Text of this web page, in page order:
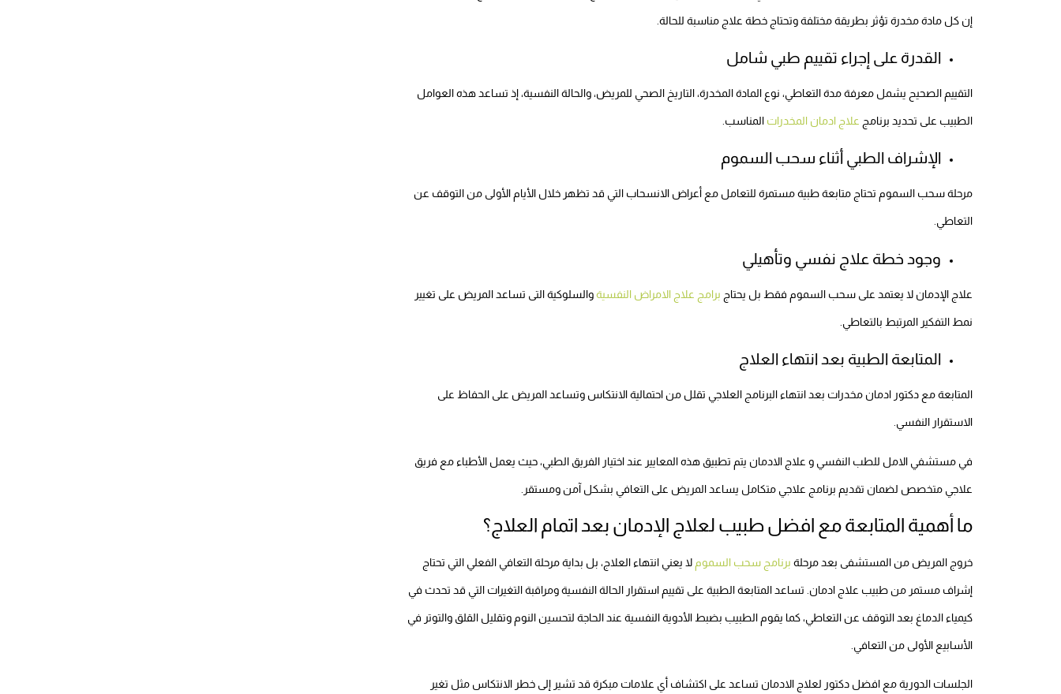
إن كل مادة مخدرة تؤثر بطريقة مختلفة وتحتاج خطة علاج مناسبة للحالة.
القدرة على إجراء تقييم طبي شامل
التقييم الصحيح يشمل معرفة مدة التعاطي، نوع المادة المخدرة، التاريخ الصحي للمريض، والحالة النفسية، إذ تساعد هذه العوامل
الطبيب على تحديد برنامج علاج ادمان المخدرات المناسب.
الإشراف الطبي أثناء سحب السموم
مرحلة سحب السموم تحتاج متابعة طبية مستمرة للتعامل مع أعراض الانسحاب التي قد تظهر خلال الأيام الأولى من التوقف عن
التعاطي.
وجود خطة علاج نفسي وتأهيلي
علاج الإدمان لا يعتمد على سحب السموم فقط بل يحتاج برامج علاج الامراض النفسيةوالسلوكية التى تساعد المريض على تغيير
نمط التفكير المرتبط بالتعاطي.
المتابعة الطبية بعد انتهاء العلاج
المتابعة مع دكتور ادمان مخدرات بعد انتهاء البرنامج العلاجي تقلل من احتمالية الانتكاس وتساعد المريض على الحفاظ على
الاستقرار النفسي.
في مستشفي الامل للطب النفسي و علاج الادمان يتم تطبيق هذه المعايير عند اختيار الفريق الطبي، حيث يعمل الأطباء مع فريق
علاجي متخصص لضمان تقديم برنامج علاجي متكامل يساعد المريض على التعافي بشكل آمن ومستقر.
ما أهمية المتابعة مع افضل طبيب لعلاج الإدمان بعد اتمام العلاج؟
خروج المريض من المستشفى بعد مرحلة برنامج سحب السموم لا يعني انتهاء العلاج، بل بداية مرحلة التعافي الفعلي التي تحتاج
إشراف مستمر من طبيب علاج ادمان. تساعد المتابعة الطبية على تقييم استقرار الحالة النفسية ومراقبة التغيرات التي قد تحدث في
كيمياء الدماغ بعد التوقف عن التعاطي، كما يقوم الطبيب بضبط الأدوية النفسية عند الحاجة لتحسين النوم وتقليل القلق والتوتر في
الأسابيع الأولى من التعافي.
الجلسات الدورية مع افضل دكتور لعلاج الادمان تساعد على اكتشاف أي علامات مبكرة قد تشير إلى خطر الانتكاس مثل تغير